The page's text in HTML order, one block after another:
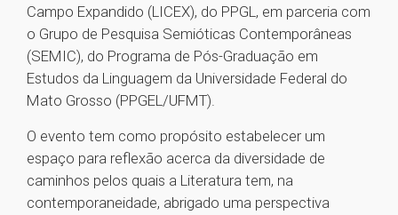
Campo Expandido (LICEX), do PPGL, em parceria com
o Grupo de Pesquisa Semióticas Contemporâneas
(SEMIC), do Programa de Pós-Graduação em
Estudos da Linguagem da Universidade Federal do
Mato Grosso (PPGEL/UFMT).
O evento tem como propósito estabelecer um
espaço para reflexão acerca da diversidade de
caminhos pelos quais a Literatura tem, na
contemporaneidade, abrigado uma perspectiva